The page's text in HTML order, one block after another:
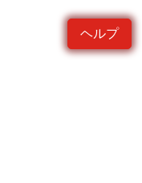
ヘルプ